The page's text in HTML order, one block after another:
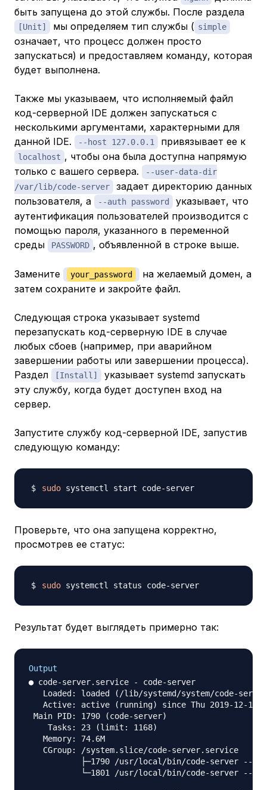
быть запущена до этой службы. После раздела
[Unit] мы определяем тип службы ( simple
означает, что процесс должен просто
запускаться) и предоставляем команду, которая
будет выполнена.
Также мы указываем, что исполняемый файл
код-серверной IDE должен запускаться с
несколькими аргументами, характерными для
данной IDE.
--host 127.0.0.1 привязывает ее к
localhost , чтобы она была доступна напрямую
только с вашего сервера.
--user-data-dir
/var/lib/code-server
задает директорию данных
пользователя, а
--auth password​​​
указывает, что
аутентификация пользователей производится с
помощью пароля, указанного в переменной
среды
PASSWORD , объявленной в строке выше.
Замените your_password
на желаемый домен, а
затем сохраните и закройте файл.
Следующая строка указывает systemd
перезапускать код-серверную IDE в случае
любых сбоев (например, при аварийном
завершении работы или завершении процесса).
Раздел
[Install]
указывает systemd запускать
эту службу, когда будет доступен вход на
сервер.
Запустите службу код-серверной IDE, запустив
следующую команду:
sudo
Проверьте, что она запущена корректно,
просмотрев ее статус:
sudo
Результат будет выглядеть примерно так:
Output
● code-server.service - code-server
Loaded: loaded (/lib/systemd/system/code-
Active: active (running) since Thu 2019-12-19
Main PID: 1790 (code-server)
    Tasks: 23 (limit: 1168)
   Memory: 74.6M
   CGroup: /system.slice/code-server.service
├─1790 /usr/local/bin/code-server --
└─1801 /usr/local/bin/code-server --